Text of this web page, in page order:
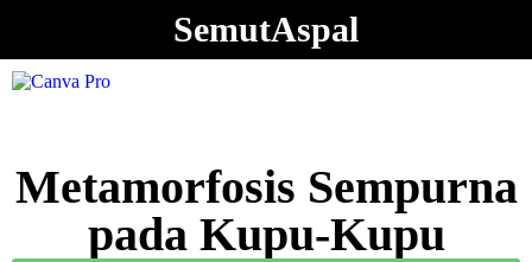
SemutAspal
Metamorfosis Sempurna
pada Kupu-Kupu